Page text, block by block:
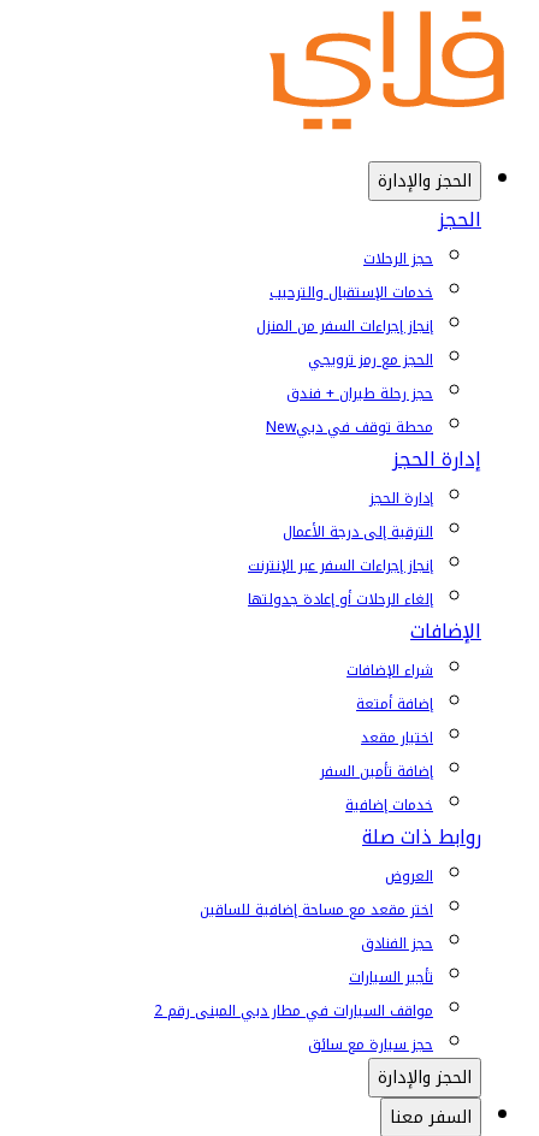
الحجز والإدارة
الحجز
حجز الرحلات
خدمات الإستقبال والترحيب
إنجاز إجراءات السفر من المنزل
الحجز مع رمز ترويجي
حجز رحلة طيران + فندق
محطة توقف في دبيNew
إدارة الحجز
إدارة الحجز
الترقية إلى درجة الأعمال
إنجاز إجراءات السفر عبر الإنترنت
إلغاء الرحلات أو إعادة جدولتها
الإضافات
شراء الإضافات
إضافة أمتعة
اختيار مقعد
إضافة تأمين السفر
خدمات إضافية
روابط ذات صلة
العروض
اختر مقعد مع مساحة إضافية للساقين
حجز الفنادق
تأجير السيارات
مواقف السيارات في مطار دبي المبنى رقم 2
حجز سيارة مع سائق
الحجز والإدارة
السفر معنا